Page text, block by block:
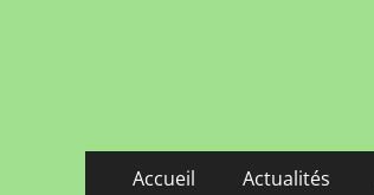
Menu
Accueil Actualités